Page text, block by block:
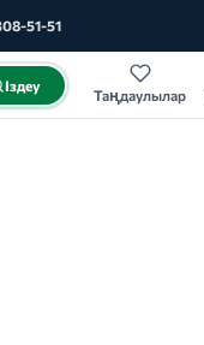
51-51
Іздеу
Таңдаулылар